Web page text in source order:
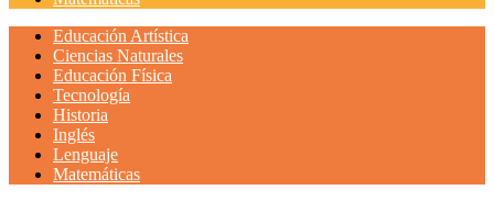
Educación Artística
Ciencias Naturales
Educación Física
Tecnología
Historia
Inglés
Lenguaje
Matemáticas